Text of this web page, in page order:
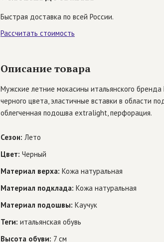
Быстрая доставка по всей России.
Рассчитать стоимость
Описание товара
Мужские летние мокасины итальянского бренда
черного цвета, эластичные вставки в области
облегченная подошва extralight, перфорация.
Сезон: Лето
Цвет: Черный
Материал верха: Кожа натуральная
Материал подклада: Кожа натуральная
Материал подошвы: Каучук
Теги: итальянская обувь
Высота обуви: 7 см